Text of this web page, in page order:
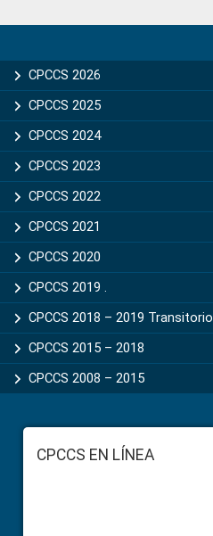
Sidebar
CPCCS 2026
CPCCS 2025
CPCCS 2024
CPCCS 2023
CPCCS 2022
CPCCS 2021
CPCCS 2020
CPCCS 2019 .
CPCCS 2018 – 2019 Transitorio
CPCCS 2015 – 2018
CPCCS 2008 – 2015
FooterCPCCS EN LÍNEA